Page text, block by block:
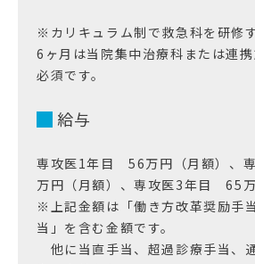
※カリキュラム制で救急科を研修
6ヶ月は当院集中治療科または連
必須です。
給与
専攻医1年目 56万円（月額）、
万円（月額）、専攻医3年目 65万
※上記金額は「働き方改革奨励手
当」を含む金額です。
他に当直手当、超過診療手当、